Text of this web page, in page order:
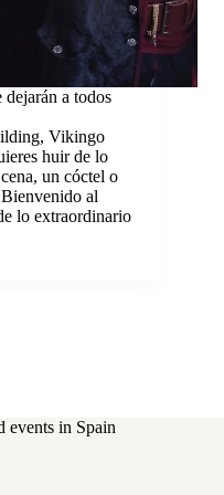
dejarán a todos
, Vikingo
huir de lo
un cóctel o
al
lo extraordinario
events in Spain